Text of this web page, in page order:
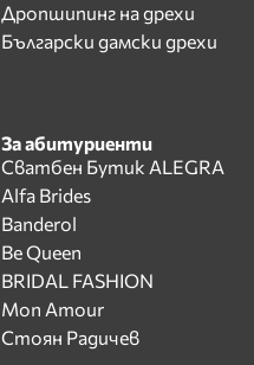
Дропшипинг на дрехи
Български дамски дрехи
За абитуриенти
Сватбен Бутик ALEGRA
Alfa Brides
Banderol
Be Queen
BRIDAL FASHION
Mon Amour
Стоян Радичев